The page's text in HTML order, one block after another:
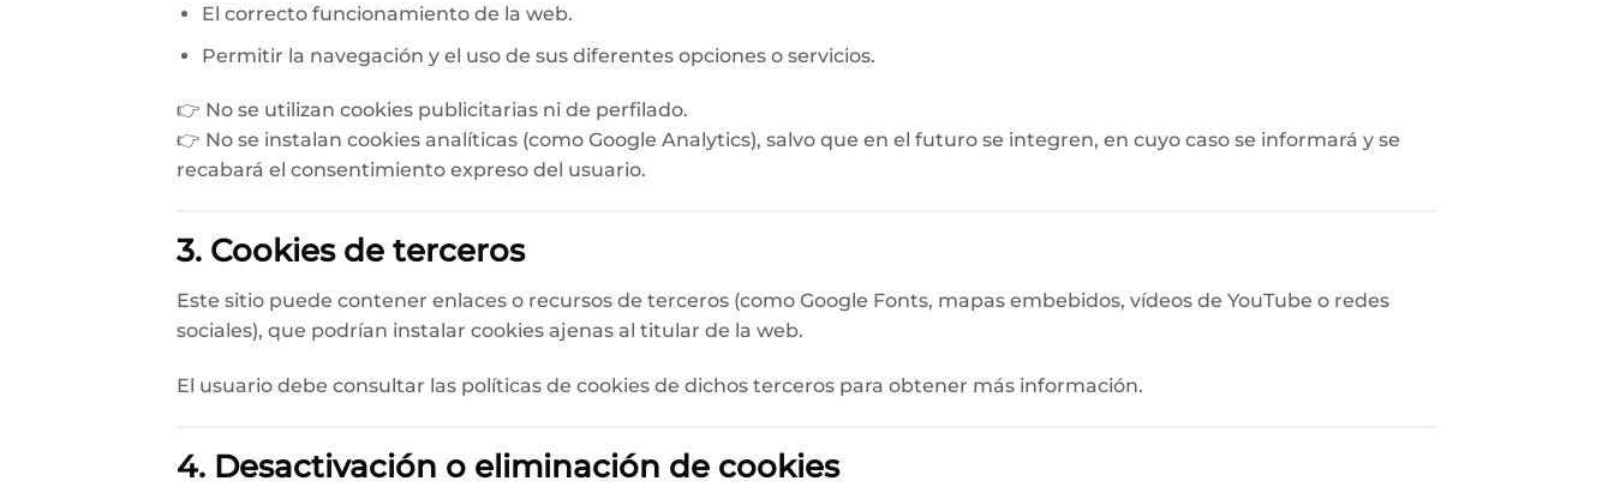
El correcto funcionamiento de la web.
Permitir la navegación y el uso de sus diferentes opciones o servicios.
👉 No se utilizan cookies publicitarias ni de perfilado.
👉 No se instalan cookies analíticas (como Google Analytics), salvo que en el futuro se integren, en cuyo caso se informará y se
recabará el consentimiento expreso del usuario.
3. Cookies de terceros
Este sitio puede contener enlaces o recursos de terceros (como Google Fonts, mapas embebidos, vídeos de YouTube o redes
sociales), que podrían instalar cookies ajenas al titular de la web.
El usuario debe consultar las políticas de cookies de dichos terceros para obtener más información.
4. Desactivación o eliminación de cookies